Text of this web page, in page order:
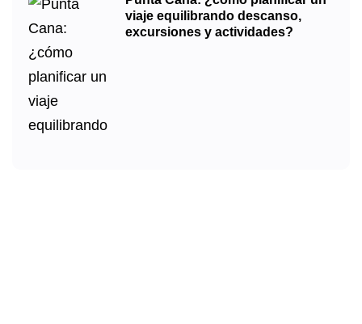
viaje equilibrando descanso,
excursiones y actividades?